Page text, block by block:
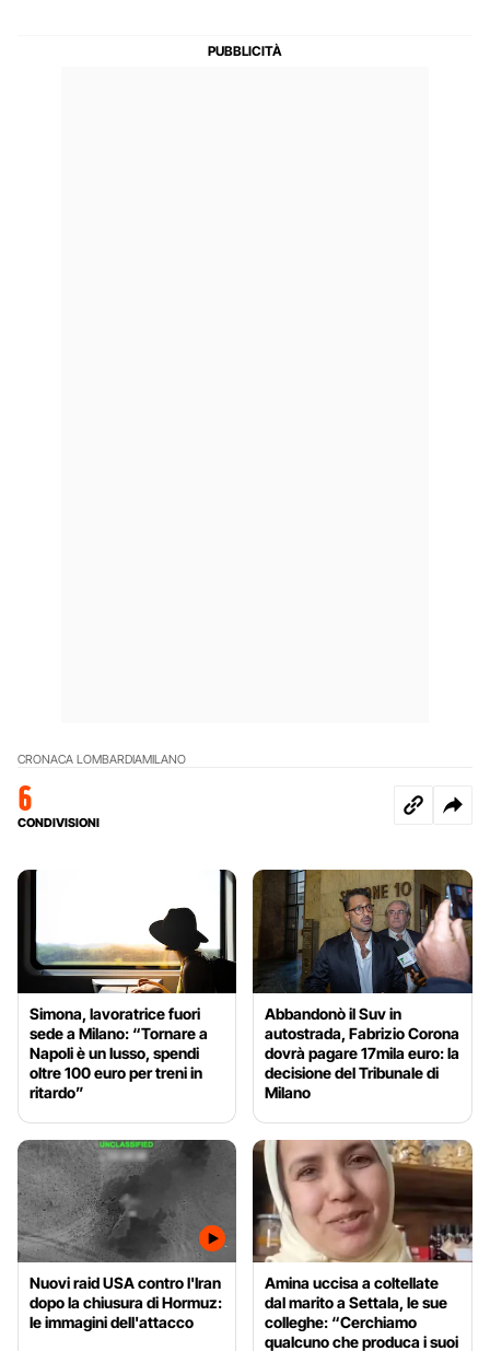
CRONACA LOMBARDIAMILANO
6
CONDIVISIONI
Simona, lavoratrice fuori
sede a Milano: “Tornare a
Napoli è un lusso, spendi
oltre 100 euro per treni in
ritardo”
Abbandonò il Suv in
autostrada, Fabrizio Corona
dovrà pagare 17mila euro: la
decisione del Tribunale di
Milano
Nuovi raid USA contro l'Iran
dopo la chiusura di Hormuz:
le immagini dell'attacco
Amina uccisa a coltellate
dal marito a Settala, le sue
colleghe: “Cerchiamo
qualcuno che produca i suoi